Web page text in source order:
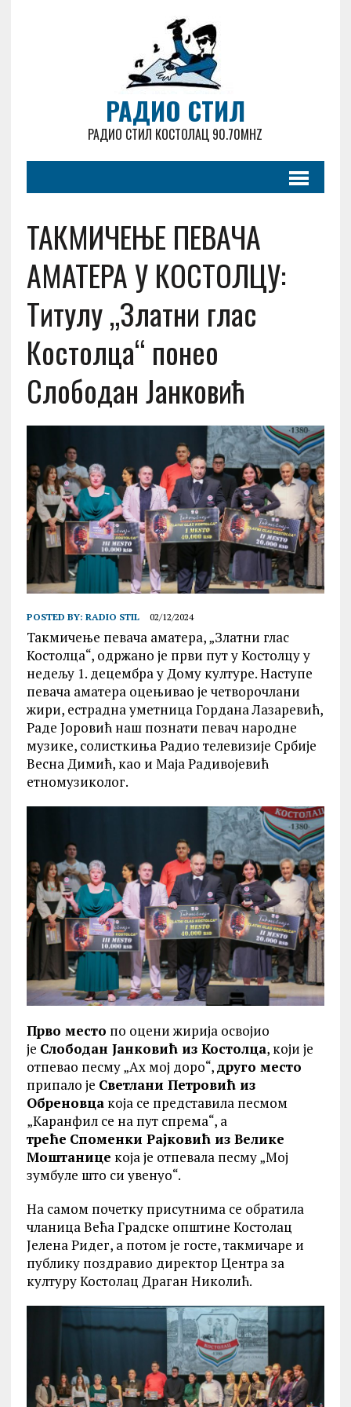
РАДИО СТИЛ
РАДИО СТИЛ КОСТОЛАЦ 90.70MHZ
ТАКМИЧЕЊЕ ПЕВАЧА
АМАТЕРА У КОСТОЛЦУ:
Титулу „Златни глас
Костолца“ понео
Слободан Јанковић
POSTED BY: RADIO STIL 02/12/2024
Такмичење певача аматера, „Златни глас
Костолца“, одржано је први пут у Костолцу у
недељу 1. децембра у Дому културе. Наступе
певача аматера оцењивао је четворочлани
жири, естрадна уметница Гордана Лазаревић,
Раде Јоровић наш познати певач народне
музике, солисткиња Радио телевизије Србије
Весна Димић, као и Маја Радивојевић
етномузиколог.
Прво место по оцени жирија освојио
је Слободан Јанковић из Костолца, који је
отпевао песму „Ах мој доро“,друго место
припало је Светлани Петровић из
Обреновцакоја се представила песмом
„Каранфил се на пут спрема“, а
треће Споменки Рајковић из Велике
Моштанице која је отпевала песму „Мој
зумбуле што си увенуо“.
На самом почетку присутнима се обратила
чланица Већа Градске општине Костолац
Јелена Ридег, а потом је госте, такмичаре и
публику поздравио директор Центра за
културу Костолац Драган Николић.